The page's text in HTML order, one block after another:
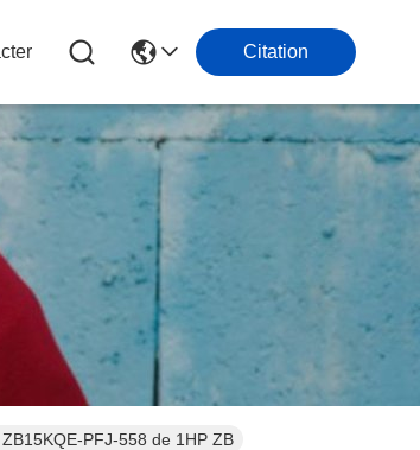
Citation
de la série ZB15KQE-PFJ-558 de 1HP ZB